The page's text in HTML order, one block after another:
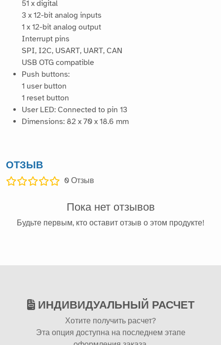
51 x digital
3 x 12-bit analog inputs
1 x 12-bit analog output
Interrupt pins
SPI, I2C, USART, UART, CAN
USB OTG compatible
Push buttons:
1 user button
1 reset button
User LED: Connected to pin 13
Dimensions: 82 x 70 x 18.6 mm
ОТЗЫВ
0 Отзыв
Пока нет отзывов
Будьте первым, кто оставит отзыв о этом продукте!
ИНДИВИДУАЛЬНЫЙ РАСЧЕТ
Хотите получить расчет?
Эта опция доступна на последнем этапе